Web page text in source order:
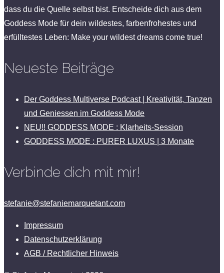
dass du die Quelle selbst bist. Entscheide dich aus dem
Goddess Mode für dein wildestes, farbenfrohestes und
erfülltestes Leben: Make your wildest dreams come true!
Neueste Beiträge
Der Goddess Multiverse Podcast | Kreativität, Tanzen
und Geniessen im Goddess Mode
NEU!! GODDESS MODE : Klarheits-Session
GODDESS MODE : PURER LUXUS | 3 Monate
Verbinde dich mit mir!
stefanie@stefaniemarquetant.com
Impressum
Datenschutzerklärung
AGB / Rechtlicher Hinweis